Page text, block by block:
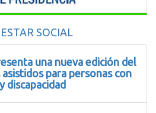
SOCIAL
una nueva edición del
para personas con
discapacidad